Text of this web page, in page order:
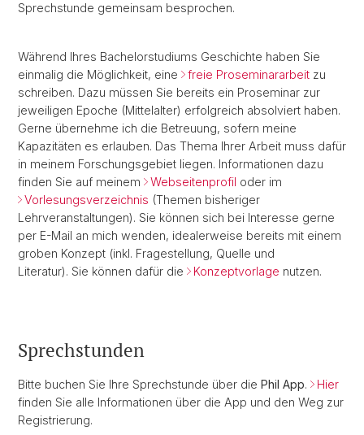
Sprechstunde gemeinsam besprochen.
Während Ihres Bachelorstudiums Geschichte haben Sie
einmalig die Möglichkeit, eine
freie Proseminararbeit zu
schreiben. Dazu müssen Sie bereits ein Proseminar zur
jeweiligen Epoche (Mittelalter) erfolgreich absolviert haben.
Gerne übernehme ich die Betreuung, sofern meine
Kapazitäten es erlauben. Das Thema Ihrer Arbeit muss dafür
in meinem Forschungsgebiet liegen. Informationen dazu
finden Sie auf meinem
Webseitenprofil oder im
Vorlesungsverzeichnis (Themen bisheriger
Lehrveranstaltungen). Sie können sich bei Interesse gerne
per E-Mail an mich wenden, idealerweise bereits mit einem
groben Konzept (inkl. Fragestellung, Quelle und
Literatur). Sie können dafür die
Konzeptvorlage nutzen.
Sprechstunden
Bitte buchen Sie Ihre Sprechstunde über die Phil App.
Hier
finden Sie alle Informationen über die App und den Weg zur
Registrierung.